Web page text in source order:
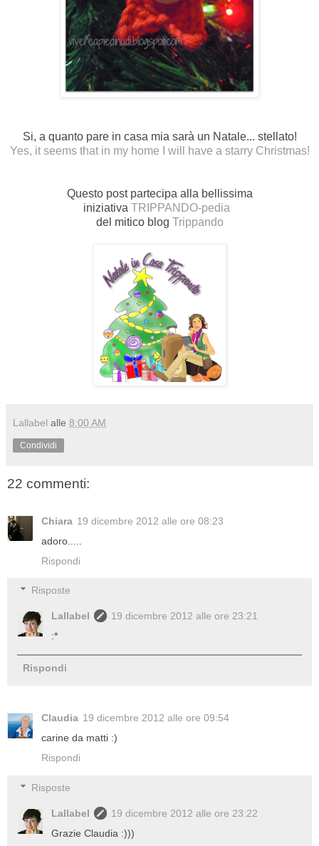
Si, a quanto pare in casa mia sarà un Natale... stellato!
Yes, it seems that in my home I will have a starry Christmas!
Questo post partecipa alla bellissima
iniziativa TRIPPANDO-pedia
del mitico blog Trippando
Lallabel alle 8:00 AM
Condividi
22 commenti:
Chiara 19 dicembre 2012 alle ore 08:23
adoro.....
Rispondi
Risposte
Lallabel
19 dicembre 2012 alle ore 23:21
:*
Rispondi
Claudia 19 dicembre 2012 alle ore 09:54
carine da matti :)
Rispondi
Risposte
Lallabel
19 dicembre 2012 alle ore 23:22
Grazie Claudia :)))